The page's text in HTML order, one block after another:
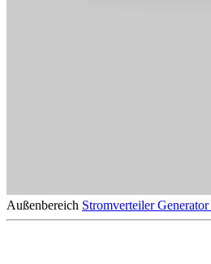
Außenbereich StromverteilerGenerator